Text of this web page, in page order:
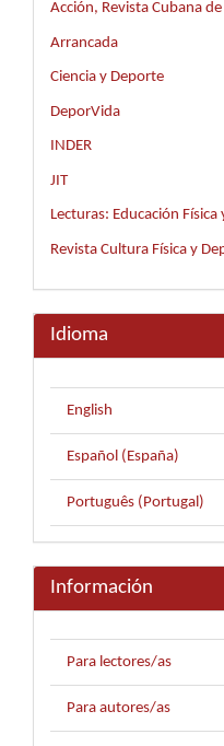
Acción, Revista Cubana
Arrancada
Ciencia y Deporte
DeporVida
INDER
JIT
Lecturas: Educación Física
Revista Cultura Física y
Idioma
English
Español (España)
Português (Portugal)
Información
Para lectores/as
Para autores/as